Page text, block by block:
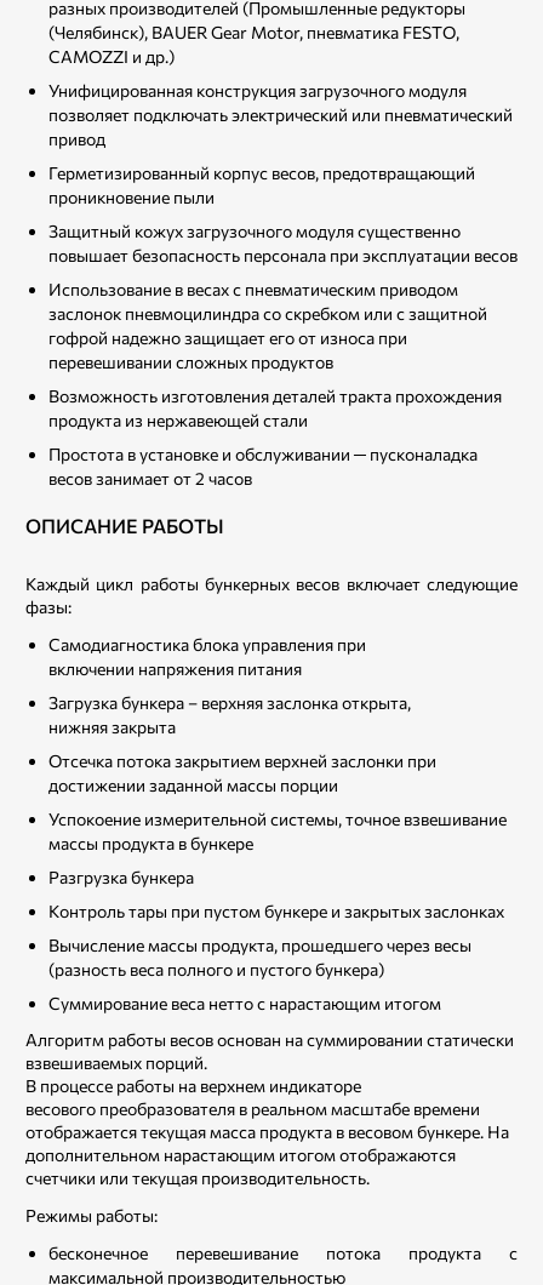
разных производителей (Промышленные редукторы
(Челябинск), BAUER Gear Motor, пневматика FESTO,
CAMOZZI и др.)
Унифицированная конструкция загрузочного модуля
позволяет подключать электрический или пневматический
привод
Герметизированный корпус весов, предотвращающий
проникновение пыли
Защитный кожух загрузочного модуля существенно
повышает безопасность персонала при эксплуатации весов
Использование в весах с пневматическим приводом
заслонок пневмоцилиндра со скребком или с защитной
гофрой надежно защищает его от износа при
перевешивании сложных продуктов
Возможность изготовления деталей тракта прохождения
продукта из нержавеющей стали
Простота в установке и обслуживании ─ пусконаладка
весов занимает от 2 часов
ОПИСАНИЕ РАБОТЫ
Каждый цикл работы бункерных весов включает следующие
фазы:
Самодиагностика блока управления при
включении напряжения питания
Загрузка бункера – верхняя заслонка открыта,
нижняя закрыта
Отсечка потока закрытием верхней заслонки при
достижении заданной массы порции
Успокоение измерительной системы, точное взвешивание
массы продукта в бункере
Разгрузка бункера
Контроль тары при пустом бункере и закрытых заслонках
Вычисление массы продукта, прошедшего через весы
(разность веса полного и пустого бункера)
Суммирование веса нетто с нарастающим итогом
Алгоритм работы весов основан на суммировании статически
взвешиваемых порций.
В процессе работы на верхнем индикаторе
весового преобразователя в реальном масштабе времени
отображается текущая масса продукта в весовом бункере. На
дополнительном нарастающим итогом отображаются
счетчики или текущая производительность.
Режимы работы:
бесконечное перевешивание потока продукта с
максимальной производительностью